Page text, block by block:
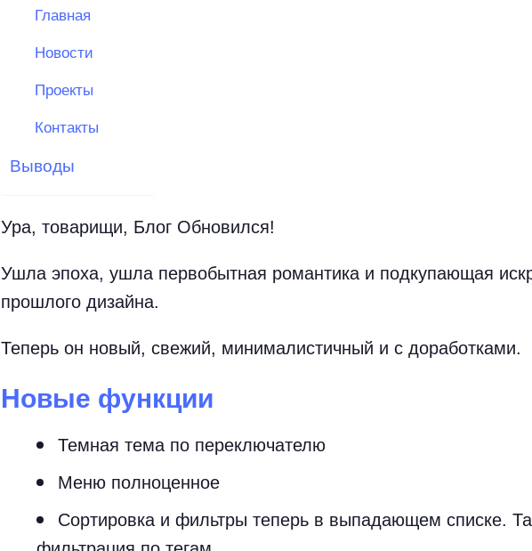
Главная
Новости
Проекты
Контакты
Выводы
Ура, товарищи, Блог Обновился!
Ушла эпоха, ушла первобытная романтика и подкупающая
прошлого дизайна.
Теперь он новый, свежий, минималистичный и с доработками.
Новые функции
Темная тема по переключателю
Меню полноценное
Сортировка и фильтры теперь в выпадающем списке.